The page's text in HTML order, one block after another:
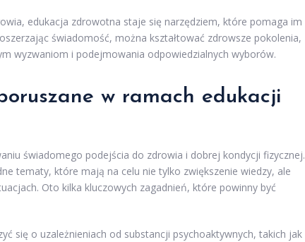
edukacja zdrowotna staje się narzędziem, które pomaga im
świadomość, można kształtować zdrowsze pokolenia,
wyzwaniom i podejmowania odpowiedzialnych wyborów.
w ramach edukacji
świadomego podejścia do zdrowia i dobrej kondycji fizycznej.
tematy, które mają na celu nie tylko zwiększenie wiedzy, ale
Oto kilka kluczowych zagadnień, które powinny być
się o uzależnieniach od substancji psychoaktywnych, takich jak